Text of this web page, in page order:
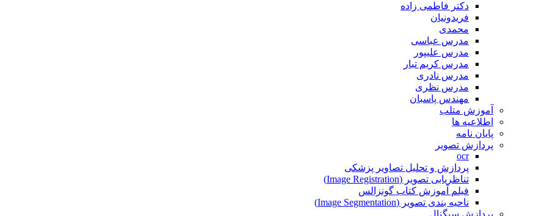
دکتر فاطمی زاده
فریدونیان
محمدی
مدرس عباسی
مدرس علیپور
مدرس کریم تبار
مدرس نادری
مدرس نظری
مهندس پاسبان
آموزش متلب
اطلاعیه ها
پایان نامه
پردازش تصویر
ocr
پردازش و تحلیل تصاویر پزشکی
تناظریابی تصویر (Image Registration)
فیلم آموزش کتاب گونزالس
ناحیه بندی تصویر (Image Segmentation)
پردازش سیگنال